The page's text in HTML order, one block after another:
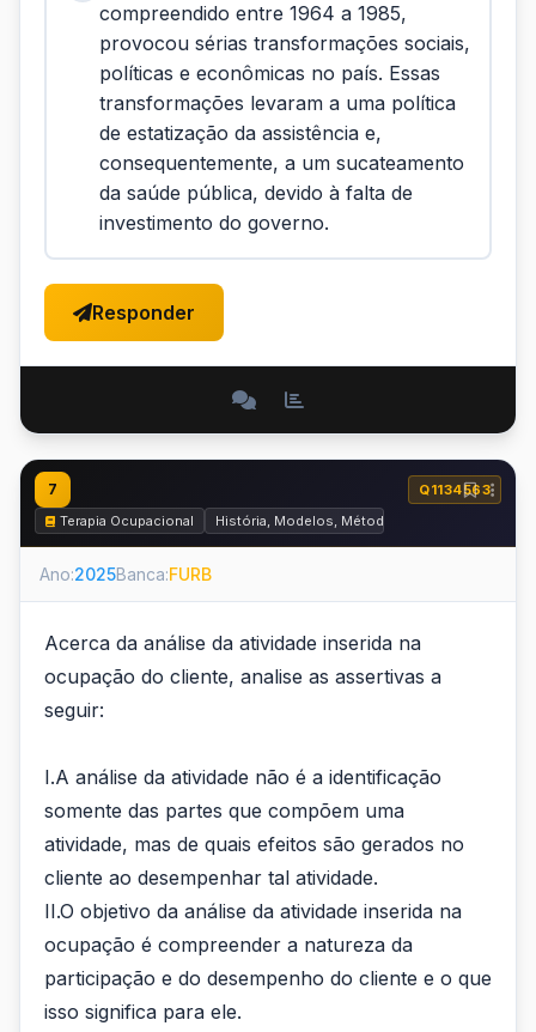
compreendido entre 1964 a 1985,
provocou sérias transformações sociais,
políticas e econômicas no país. Essas
transformações levaram a uma política
de estatização da assistência e,
consequentemente, a um sucateamento
da saúde pública, devido à falta de
investimento do governo.
Responder
7
Q1134563
Terapia Ocupacional
História, Modelos, Métodos e Práticas da
Ano:2025Banca:FURB
Acerca da análise da atividade inserida na
ocupação do cliente, analise as assertivas a
seguir:
I.A análise da atividade não é a identificação
somente das partes que compõem uma
atividade, mas de quais efeitos são gerados no
cliente ao desempenhar tal atividade.
II.O objetivo da análise da atividade inserida na
ocupação é compreender a natureza da
participação e do desempenho do cliente e o que
isso significa para ele.